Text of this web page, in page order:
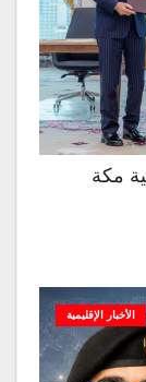
مكة
الأخبار الإقليمية